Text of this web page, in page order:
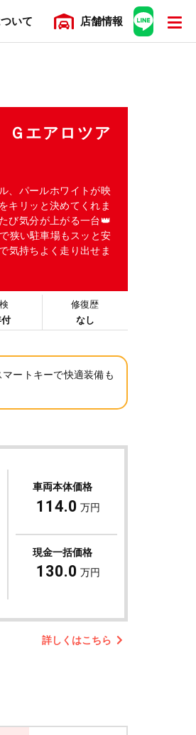
いて 店舗情報
エアロツア
、パールホワイトが映
キリッと決めてくれま
び気分が上がる一台👑
狭い駐車場もスッと安
気持ちよく走り出せま
付
修復歴
なし
ートキーで快適装備も
車両本体価格
114.0 万円
現金一括価格
130.0 万円
詳しくはこちら